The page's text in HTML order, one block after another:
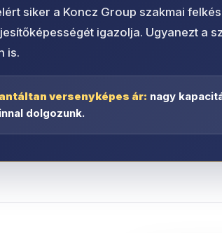
siker a Koncz Group szakmai
igazolja. Ugyanezt a
is.
versenyképes ár: nagy
dolgozunk.